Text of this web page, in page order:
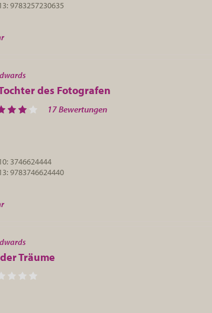
9783257230635
des Fotografen
17 Bewertungen
3746624444
9783746624440
Träume